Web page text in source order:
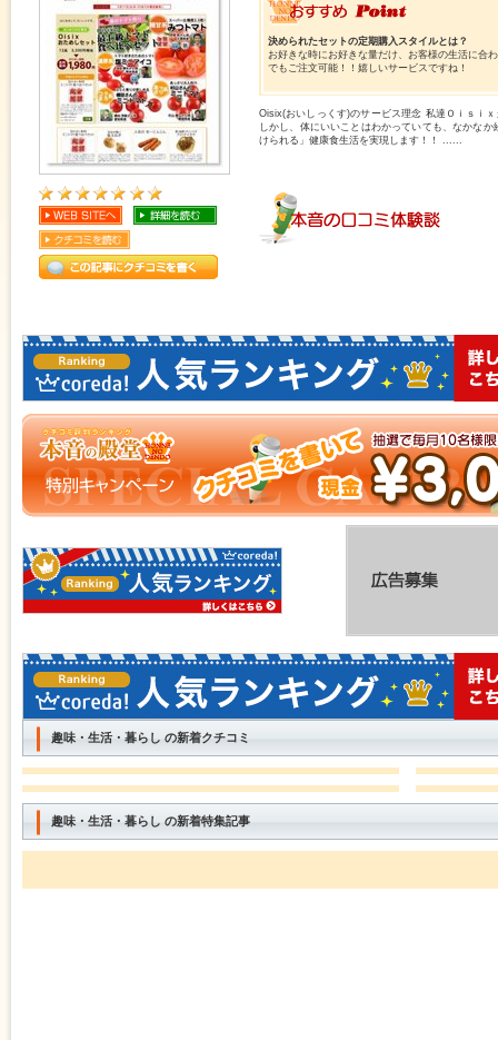
決められたセットの定期購入スタイルとは？
お好きな時にお好きな量だけ、お客様の生活に合
でもご注文可能！！嬉しいサービスですね！
Oisix(おいしっくす)のサービス理念 私達Ｏｉｓｉ
しかし、体にいいことはわかっていても、なかな
けられる」健康食生活を実現します！！ ......
趣味・生活・暮らし の新着クチコミ
趣味・生活・暮らし の新着特集記事